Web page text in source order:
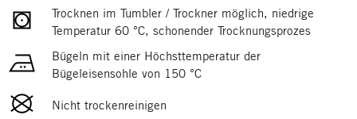
Trocknen im Tumbler / Trockner möglich, niedrige
Temperatur 60 °C, schonender Trocknungsprozes
Bügeln mit einer Höchsttemperatur der
Bügeleisensohle von 150 °C
Nicht trockenreinigen